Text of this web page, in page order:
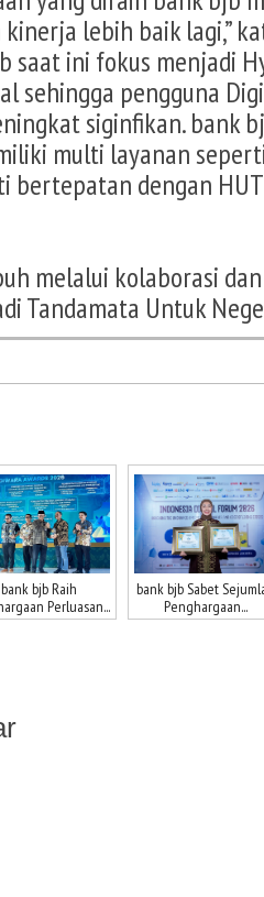
lebih baik lagi,”
saat ini fokus menjadi
sehingga pengguna
siginfikan. bank
multi layanan
bertepatan dengan
melalui kolaborasi
Tandamata Untuk
bank bjb Raih
Perluasan...
bank bjb Sabet
Penghargaan...